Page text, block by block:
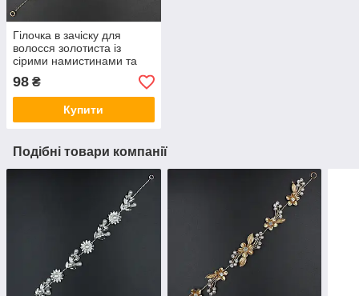
Гілочка в зачіску для
волосся золотиста із
сірими намистинами та
камінням квіточки 28 см із
двома неведимками
98 ₴
Купити
Подібні товари компанії